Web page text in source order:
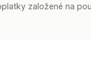
založené na